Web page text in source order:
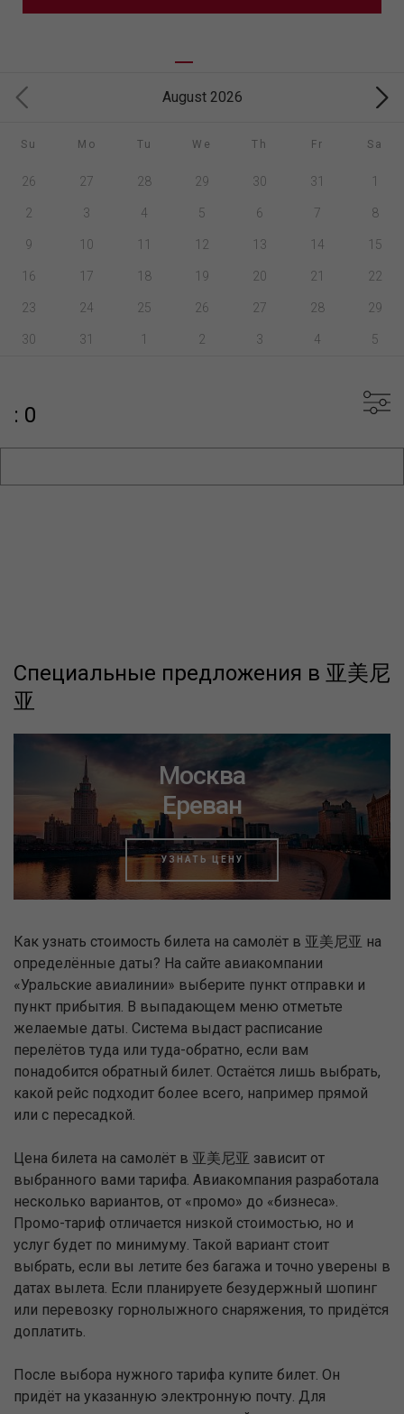
August 2026
Su Mo Tu We Th Fr Sa
26 27 28 29 30 31 1
2 3 4 5 6 7 8
9 10 11 12 13 14 15
16 17 18 19 20 21 22
23 24 25 26 27 28 29
30 31 1 2 3 4 5
: 0
Специальные предложения в 亚美尼
亚
Москва
Ереван
УЗНАТЬ ЦЕНУ
Как узнать стоимость билета на самолёт в 亚美尼亚 на
определённые даты? На сайте авиакомпании
«Уральские авиалинии» выберите пункт отправки и
пункт прибытия. В выпадающем меню отметьте
желаемые даты. Система выдаст расписание
перелётов туда или туда-обратно, если вам
понадобится обратный билет. Остаётся лишь выбрать,
какой рейс подходит более всего, например прямой
или с пересадкой.
Цена билета на самолёт в 亚美尼亚 зависит от
выбранного вами тарифа. Авиакомпания разработала
несколько вариантов, от «промо» до «бизнеса».
Промо-тариф отличается низкой стоимостью, но и
услуг будет по минимуму. Такой вариант стоит
выбрать, если вы летите без багажа и точно уверены в
датах вылета. Если планируете безудержный шопинг
или перевозку горнолыжного снаряжения, то придётся
доплатить.
После выбора нужного тарифа купите билет. Он
придёт на указанную электронную почту. Для